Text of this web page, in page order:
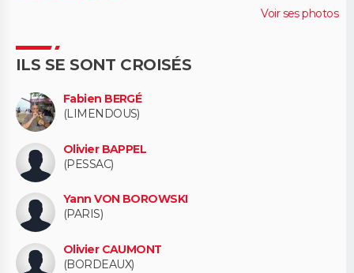
Voir ses photos
ILS SE SONT CROISÉS
Fabien BERGÉ
(LIMENDOUS)
Olivier BAPPEL
(PESSAC)
Yann VON BOROWSKI
(PARIS)
Olivier CAUMONT
(BORDEAUX)